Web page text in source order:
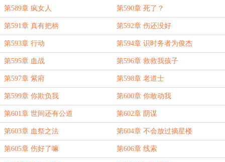
第589章 疯女人 第590章 死了？
第591章 真有把柄 第592章 伤还没好
第593章 行动 第594章 识时务者为俊杰
第595章 血战 第596章 救救我孩子
第597章 紫府 第598章 老道士
第599章 你欺负我 第600章 你敢动我
第601章 世间还有公道 第602章 阴谋
第603章 血祭之法 第604章 不会放过摘星楼
第605章 伤好了嘛 第606章 线索